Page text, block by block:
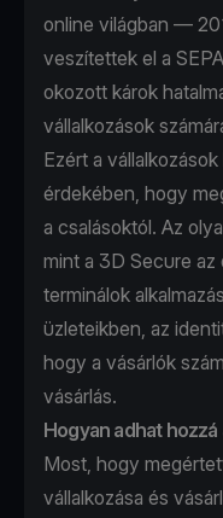
online világban —
veszítettek el a
okozott károk
vállalkozások
Ezért a
érdekében, hogy
a csalásoktól. Az
mint a 3D Secure az
terminálok
üzleteikben, az
hogy a vásárlók
vásárlás.
Hogyan adhat
Most, hogy
vállalkozása és